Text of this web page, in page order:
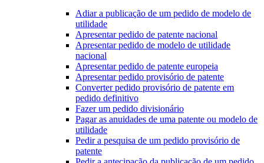
Adiar a publicação de um pedido de modelo de
utilidade
Apresentar pedido de patente nacional
Apresentar pedido de modelo de utilidade
nacional
Apresentar pedido de patente europeia
Apresentar pedido provisório de patente
Converter pedido provisório de patente em
pedido definitivo
Fazer um pedido divisionário
Pagar as anuidades de uma patente ou modelo de
utilidade
Pedir a pesquisa de um pedido provisório de
patente